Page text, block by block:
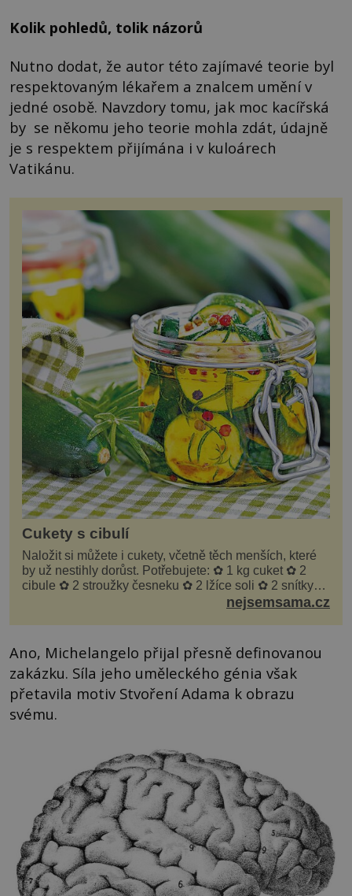
Kolik pohledů, tolik názorů
Nutno dodat, že autor této zajímavé teorie byl
respektovaným lékařem a znalcem umění v
jedné osobě. Navzdory tomu, jak moc kacířská
by se někomu jeho teorie mohla zdát, údajně
je s respektem přijímána i v kuloárech
Vatikánu.
Cukety s cibulí
Naložit si můžete i cukety, včetně těch menších, které
by už nestihly dorůst. Potřebujete: ✿ 1 kg cuket ✿ 2
cibule ✿ 2 stroužky česneku ✿ 2 lžíce soli ✿ 2 snítky
kopru ✿ hrst petrželky Nálev: ✿ 400 m...nejsemsama.cz
Ano, Michelangelo přijal přesně definovanou
zakázku. Síla jeho uměleckého génia však
přetavila motiv Stvoření Adama k obrazu
svému.